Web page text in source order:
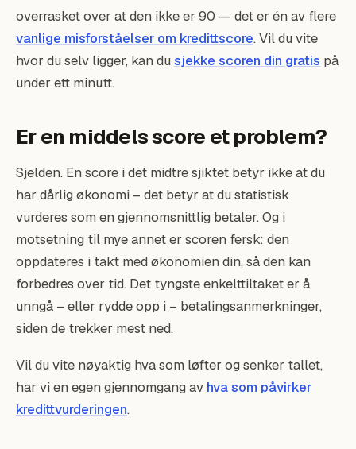
overrasket over at den ikke er 90 — det er én av flere
vanlige misforståelser om kredittscore. Vil du vite
hvor du selv ligger, kan dusjekke scoren din gratis på
under ett minutt.
Er en middels score et problem?
Sjelden. En score i det midtre sjiktet betyr ikke at du
har dårlig økonomi – det betyr at du statistisk
vurderes som en gjennomsnittlig betaler. Og i
motsetning til mye annet er scoren fersk: den
oppdateres i takt med økonomien din, så den kan
forbedres over tid. Det tyngste enkelttiltaket er å
unngå – eller rydde opp i – betalingsanmerkninger,
siden de trekker mest ned.
Vil du vite nøyaktig hva som løfter og senker tallet,
har vi en egen gjennomgang av hva som påvirker
kredittvurderingen.